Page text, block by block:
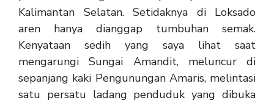
Kalimantan Selatan. Setidaknya di Loksado
aren hanya dianggap tumbuhan semak.
Kenyataan sedih yang saya lihat saat
mengarungi Sungai Amandit, meluncur di
sepanjang kaki Pengunungan Amaris, melintasi
satu persatu ladang penduduk yang dibuka